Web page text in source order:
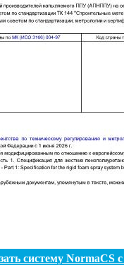
систему